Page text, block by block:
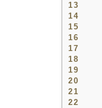
13
14
15
16
17
18
19
20
21
22